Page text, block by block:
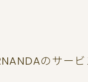
のサービ